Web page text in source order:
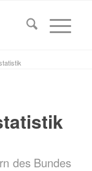
des Bundes